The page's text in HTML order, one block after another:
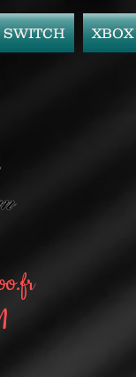
SWITCH